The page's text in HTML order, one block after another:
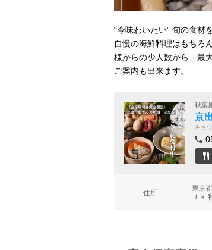
“今味わいたい” 旬の食材
自慢の海鮮料理はもちろ
様からの少人数から、最
ご案内も出来ます。
秋葉
京
キョ
住所
東京
ＪＲ